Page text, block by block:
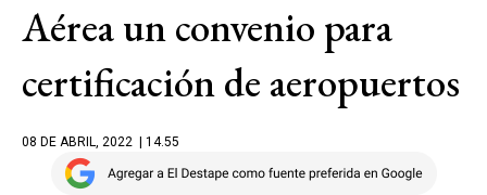
Aérea un convenio para
certificación de aeropuertos
08 DE ABRIL, 2022 | 14.55